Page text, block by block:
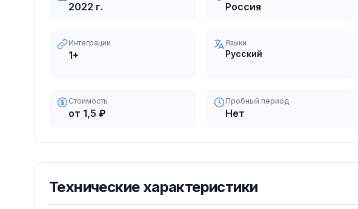
2022 г. Россия
Интеграции
1+
Языки
Русский
Стоимость
от 1,5 ₽
Пробный период
Нет
Технические характеристики